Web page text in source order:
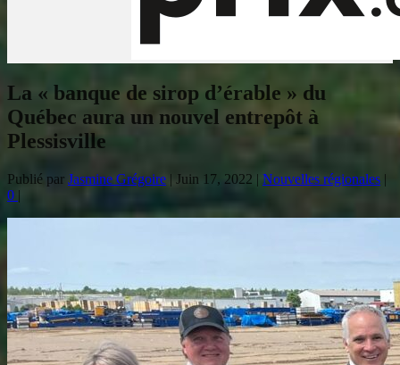
La « banque de sirop d’érable » du
Québec aura un nouvel entrepôt à
Plessisville
Publié par Jasmine Grégoire | Juin 17, 2022 | Nouvelles régionales |
0 |